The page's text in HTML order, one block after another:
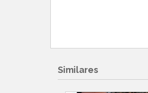
Similares